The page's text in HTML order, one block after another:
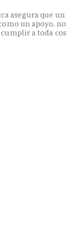
asegura que
un apoyo,
a toda